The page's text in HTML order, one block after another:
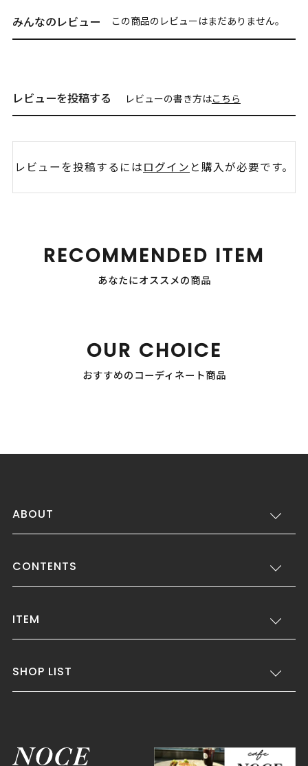
みんなのレビュー この商品のレビューはまだありません。
レビューを投稿する レビューの書き方はこちら
レビューを投稿するにはログイン と購入が必要です。
RECOMMENDED ITEM
あなたにオススメの商品
OUR CHOICE
おすすめのコーディネート商品
ABOUT
CONTENTS
ITEM
SHOP LIST